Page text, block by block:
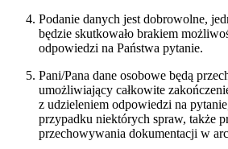
Podanie danych jest dobrowolne,
będzie skutkowało brakiem
odpowiedzi na Państwa pytanie.
Pani/Pana dane osobowe będą
umożliwiający całkowite
z udzieleniem odpowiedzi na
przypadku niektórych spraw, także
przechowywania dokumentacji w